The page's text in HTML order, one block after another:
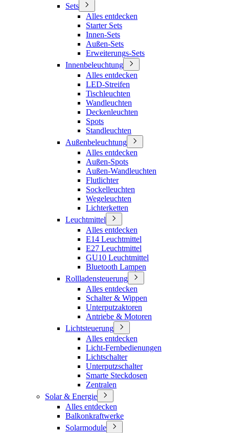
Sets
Alles entdecken
Starter Sets
Innen-Sets
Außen-Sets
Erweiterungs-Sets
Innenbeleuchtung
Alles entdecken
LED-Streifen
Tischleuchten
Wandleuchten
Deckenleuchten
Spots
Standleuchten
Außenbeleuchtung
Alles entdecken
Außen-Spots
Außen-Wandleuchten
Flutlichter
Sockelleuchten
Wegeleuchten
Lichterketten
Leuchtmittel
Alles entdecken
E14 Leuchtmittel
E27 Leuchtmittel
GU10 Leuchtmittel
Bluetooth Lampen
Rollladensteuerung
Alles entdecken
Schalter & Wippen
Unterputzaktoren
Antriebe & Motoren
Lichtsteuerung
Alles entdecken
Licht-Fernbedienungen
Lichtschalter
Unterputzschalter
Smarte Steckdosen
Zentralen
Solar & Energie
Alles entdecken
Balkonkraftwerke
Solarmodule